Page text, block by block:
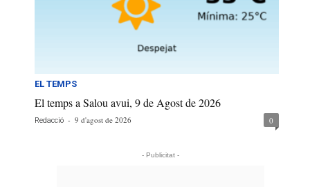
EL TEMPS
El temps a Salou avui, 9 de Agost de 2026
Redacció - 9 d'agost de 2026 0
- Publicitat -